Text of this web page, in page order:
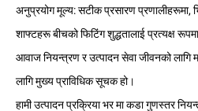
अनुप्रयोग मूल्य: सटीक प्रसारण प्रणालीहरूमा,
शाफ्टहरू बीचको फिटिंग शुद्धतालाई प्रत्यक्ष
आवाज नियन्त्रण र उत्पादन सेवा जीवनको लागि
लागि मुख्य प्राविधिक सूचक हो।
हामी उत्पादन प्रक्रिया भर मा कडा गुणस्तर